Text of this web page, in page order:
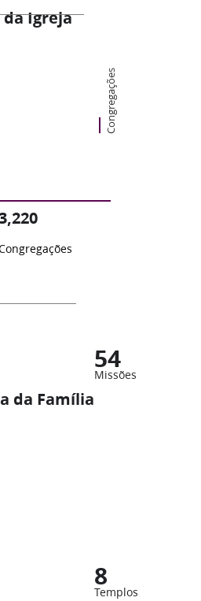
Igreja
Congregações
54
Missões
da Família
8
Templos